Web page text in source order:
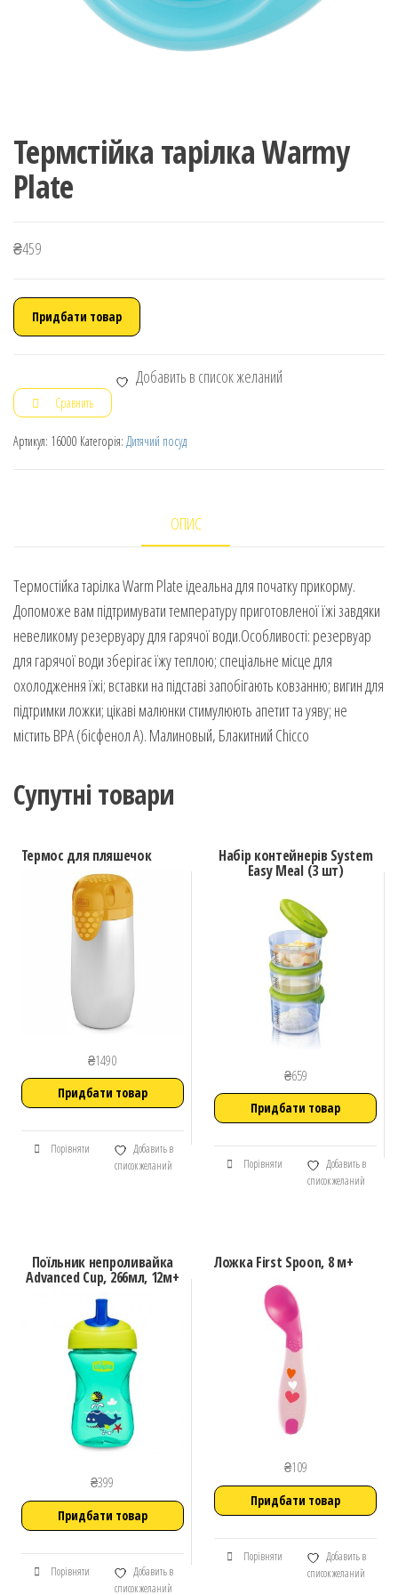
Термcтійка тарілка Warmy
Plate
₴459
Придбати товар
Добавить в список желаний
Сравнить
Артикул: 16000 Категорія: Дитячий посуд
ОПИС
Термостійка тарілка Warm Plate ідеальна для початку прикорму.
Допоможе вам підтримувати температуру приготовленої їжі завдяки
невеликому резервуару для гарячої води.Особливості: резервуар
для гарячої води зберігає їжу теплою; спеціальне місце для
охолодження їжі; вставки на підставі запобігають ковзанню; вигин для
підтримки ложки; цікаві малюнки стимулюють апетит та уяву; не
містить BPA (бісфенол А). Малиновый, Блакитний Chicco
Супутні товари
Термос для пляшечок
₴1490
Придбати товар
Порівняти
Добавить в
список желаний
Набір контейнерів System
Easy Meal (3 шт)
₴659
Придбати товар
Порівняти
Добавить в
список желаний
Поїльник непроливайка
Advanced Cup, 266мл, 12м+
₴399
Придбати товар
Порівняти
Добавить в
список желаний
Ложка First Spoon, 8 м+
₴109
Придбати товар
Порівняти
Добавить в
список желаний